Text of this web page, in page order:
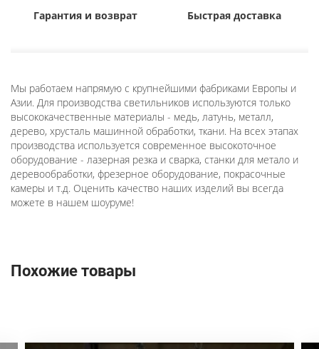
Гарантия и возврат Быстрая доставка
Мы работаем напрямую с крупнейшими фабриками Европы и
Азии. Для производства светильников используются только
высококачественные материалы - медь, латунь, металл,
дерево, хрусталь машинной обработки, ткани. На всех этапах
производства используется современное высокоточное
оборудование - лазерная резка и сварка, станки для метало и
деревообработки, фрезерное оборудование, покрасочные
камеры и т.д. Оценить качество наших изделий вы всегда
можете в нашем шоуруме!
Похожие товары